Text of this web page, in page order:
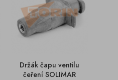
Držák čapu ventilu
čeření SOLIMAR